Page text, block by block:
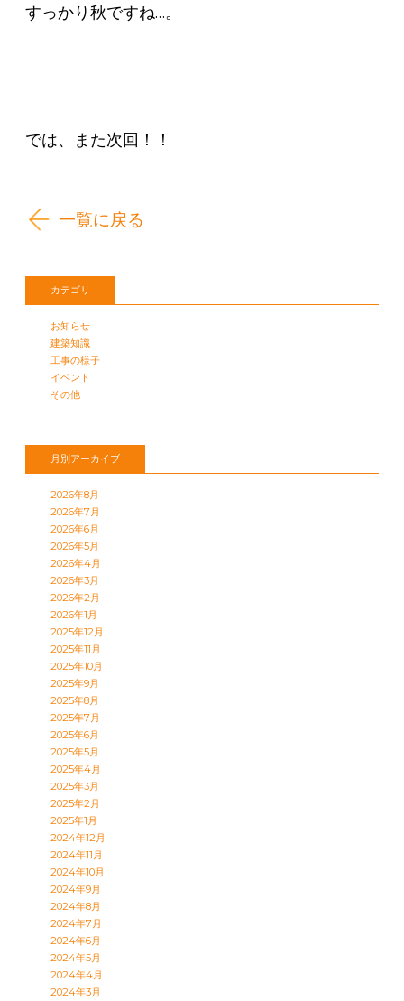
すっかり秋ですね…。
では、また次回！！
一覧に戻る
カテゴリ
お知らせ
建築知識
工事の様子
イベント
その他
月別アーカイブ
2026年8月
2026年7月
2026年6月
2026年5月
2026年4月
2026年3月
2026年2月
2026年1月
2025年12月
2025年11月
2025年10月
2025年9月
2025年8月
2025年7月
2025年6月
2025年5月
2025年4月
2025年3月
2025年2月
2025年1月
2024年12月
2024年11月
2024年10月
2024年9月
2024年8月
2024年7月
2024年6月
2024年5月
2024年4月
2024年3月